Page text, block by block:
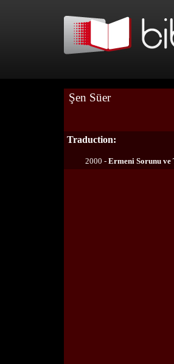
Şen Süer
Traduction:
2000 - Ermeni Sorunu